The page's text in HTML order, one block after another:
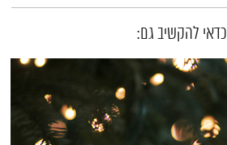
כדאי להקשיב גם: